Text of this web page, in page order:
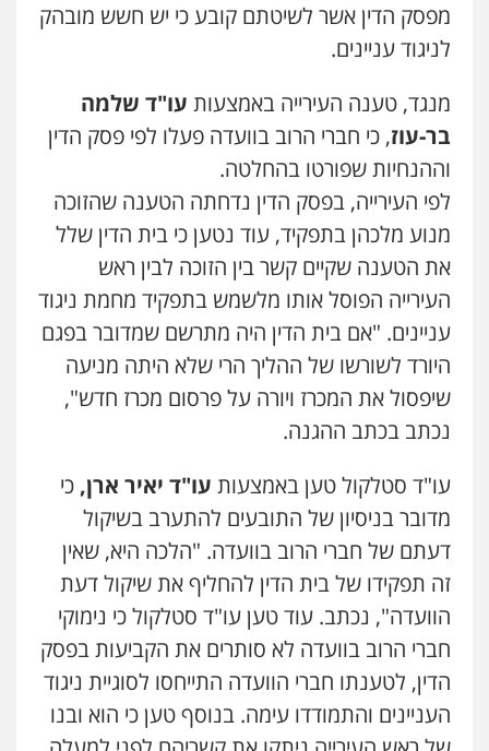
מפסק הדין אשר לשיטתם קובע כי יש חשש מובהק
לניגוד עניינים.
מנגד, טענה העירייה באמצעות עו"ד שלמה
בר-עוז, כי חברי הרוב בוועדה פעלו לפי פסק הדין
וההנחיות שפורטו בהחלטה.
לפי העירייה, בפסק הדין נדחתה הטענה שהזוכה
מנוע מלכהן בתפקיד, עוד נטען כי בית הדין שלל
את הטענה שקיים קשר בין הזוכה לבין ראש
העירייה הפוסל אותו מלשמש בתפקיד מחמת ניגוד
עניינים. "אם בית הדין היה מתרשם שמדובר בפגם
היורד לשורשו של ההליך הרי שלא היתה מניעה
שיפסול את המכרז ויורה על פרסום מכרז חדש",
נכתב בכתב ההגנה.
עו"ד סטלקול טען באמצעות עו"ד יאיר ארן, כי
מדובר בניסיון של התובעים להתערב בשיקול
דעתם של חברי הרוב בוועדה. "הלכה היא, שאין
זה תפקידו של בית הדין להחליף את שיקול דעת
הוועדה", נכתב. עוד טען עו"ד סטלקול כי נימוקי
חברי הרוב בוועדה לא סותרים את הקביעות בפסק
הדין, לטענתו חברי הוועדה התייחסו לסוגיית ניגוד
העניינים והתמודדו עימה. בנוסף טען כי הוא ובנו